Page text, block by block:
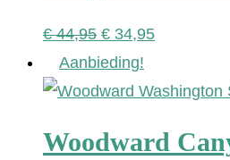
€44,95 Oorspronkelijke
prijs
was:
€ 34,95Huidige
is:
Aanbieding!
Woodward